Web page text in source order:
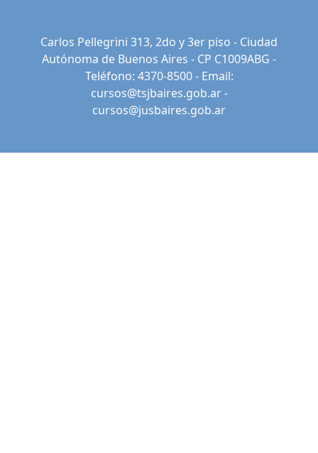
Carlos Pellegrini 313, 2do y 3er piso - Ciudad
Autónoma de Buenos Aires - CP C1009ABG -
Teléfono: 4370-8500 - Email:
cursos@tsjbaires.gob.ar-
cursos@jusbaires.gob.ar